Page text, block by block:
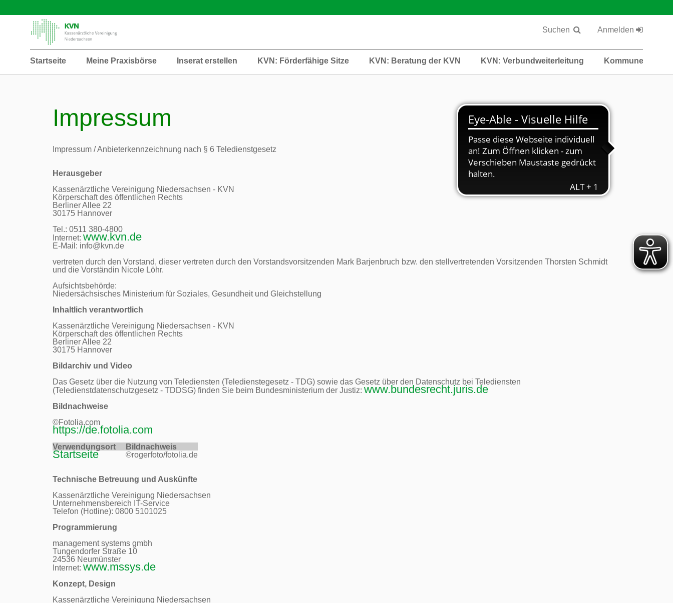
Anmelden
Suchen
Startseite Meine Praxisbörse Inserat erstellen KVN: Förderfähige Sitze KVN: Beratung der KVN KVN: Verbundweiterleitung Kommunen
Impressum
Impressum / Anbieterkennzeichnung nach § 6 Teledienstgesetz
Herausgeber
Kassenärztliche Vereinigung Niedersachsen - KVN
Körperschaft des öffentlichen Rechts
Berliner Allee 22
30175 Hannover
Tel.: 0511 380-4800
Internet: www.kvn.de
E-Mail: info@kvn.de
vertreten durch den Vorstand, dieser vertreten durch den Vorstandsvorsitzenden Mark Barjenbruch bzw. den stellvertretenden Vorsitzenden Thorsten Schmidt
und die Vorständin Nicole Löhr.
Aufsichtsbehörde:
Niedersächsisches Ministerium für Soziales, Gesundheit und Gleichstellung
Inhaltlich verantwortlich
Kassenärztliche Vereinigung Niedersachsen - KVN
Körperschaft des öffentlichen Rechts
Berliner Allee 22
30175 Hannover
Bildarchiv und Video
Das Gesetz über die Nutzung von Telediensten (Teledienstegesetz - TDG) sowie das Gesetz über den Datenschutz bei Telediensten
(Teledienstdatenschutzgesetz - TDDSG) finden Sie beim Bundesministerium der Justiz: www.bundesrecht.juris.de
Bildnachweise
https://de.fotolia.com
Verwendungsort Bildnachweis
Startseite ©rogerfoto/fotolia.de
Technische Betreuung und Auskünfte
Kassenärztliche Vereinigung Niedersachsen
Unternehmensbereich IT-Service
Telefon (Hotline): 0800 5101025
Programmierung
management systems gmbh
Tungendorfer Straße 10
24536 Neumünster
Internet: www.mssys.de
Konzept, Design
Kassenärztliche Vereinigung Niedersachsen